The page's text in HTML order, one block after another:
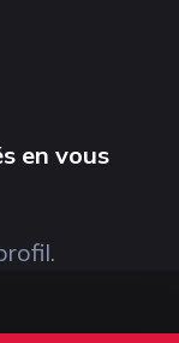
en vous